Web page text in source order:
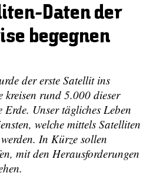
Daten der
begegnen
der erste Satellit ins
kreisen rund 5.000 dieser
Unser tägliches Leben
welche mittels Satelliten
In Kürze sollen
mit den Herausforderungen